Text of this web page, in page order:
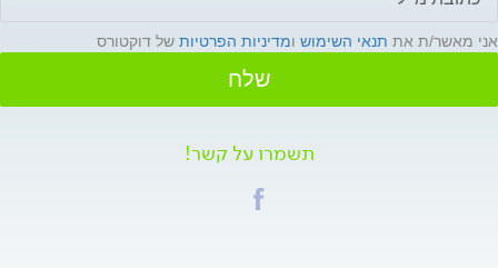
אני מאשר/ת את תנאי השימוש ומדיניות הפרטיות של דוקטורס
שלח
תשמרו על קשר!